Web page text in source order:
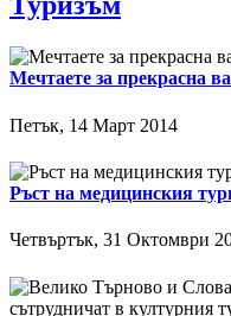
Мечтаете за прекрасна
Петък, 14 Март 2014
Ръст на медицинския
Четвъртък, 31 Октомври